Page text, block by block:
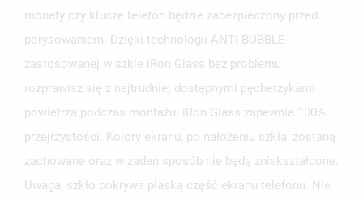
monety czy klucze telefon będzie zabezpieczony przed
porysowaniem. Dzięki technologii ANTI-BUBBLE
zastosowanej w szkle iRon Glass bez problemu
rozprawisz się z najtrudniej dostępnymi pęcherzykami
powietrza podczas montażu. iRon Glass zapewnia 100%
przejrzystości. Kolory ekranu, po nałożeniu szkła, zostaną
zachowane oraz w żaden sposób nie będą zniekształcone.
Uwaga, szkło pokrywa płaską część ekranu telefonu. Nie